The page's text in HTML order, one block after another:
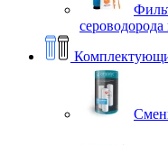
сероводорода